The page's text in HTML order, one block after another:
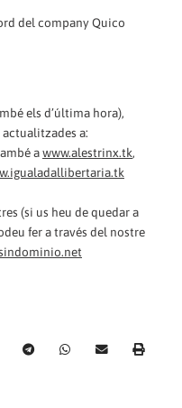
del company Quico
els d’última hora),
a:
awww.alestrinx.tk,
(si us heu de quedar a
fer a través del nostre